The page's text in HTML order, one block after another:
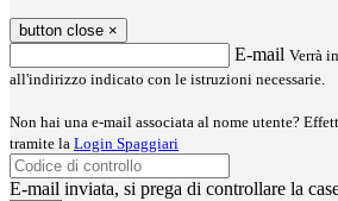
button close ×
E-mail Verrà
all'indirizzo indicato con le istruzioni necessarie.
Non hai una e-mail associata al nome utente?
tramite la Login Spaggiari
E-mail inviata, si prega di controllare la